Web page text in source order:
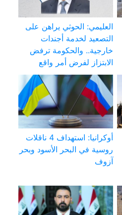
العليمي: الحوثي يراهن على
التصعيد لخدمة أجندات
خارجية.. والحكومة ترفض
الابتزاز لفرض أمر واقع
أوكرانيا: استهداف 4 ناقلات
روسية في البحر الأسود وبحر
آزوف